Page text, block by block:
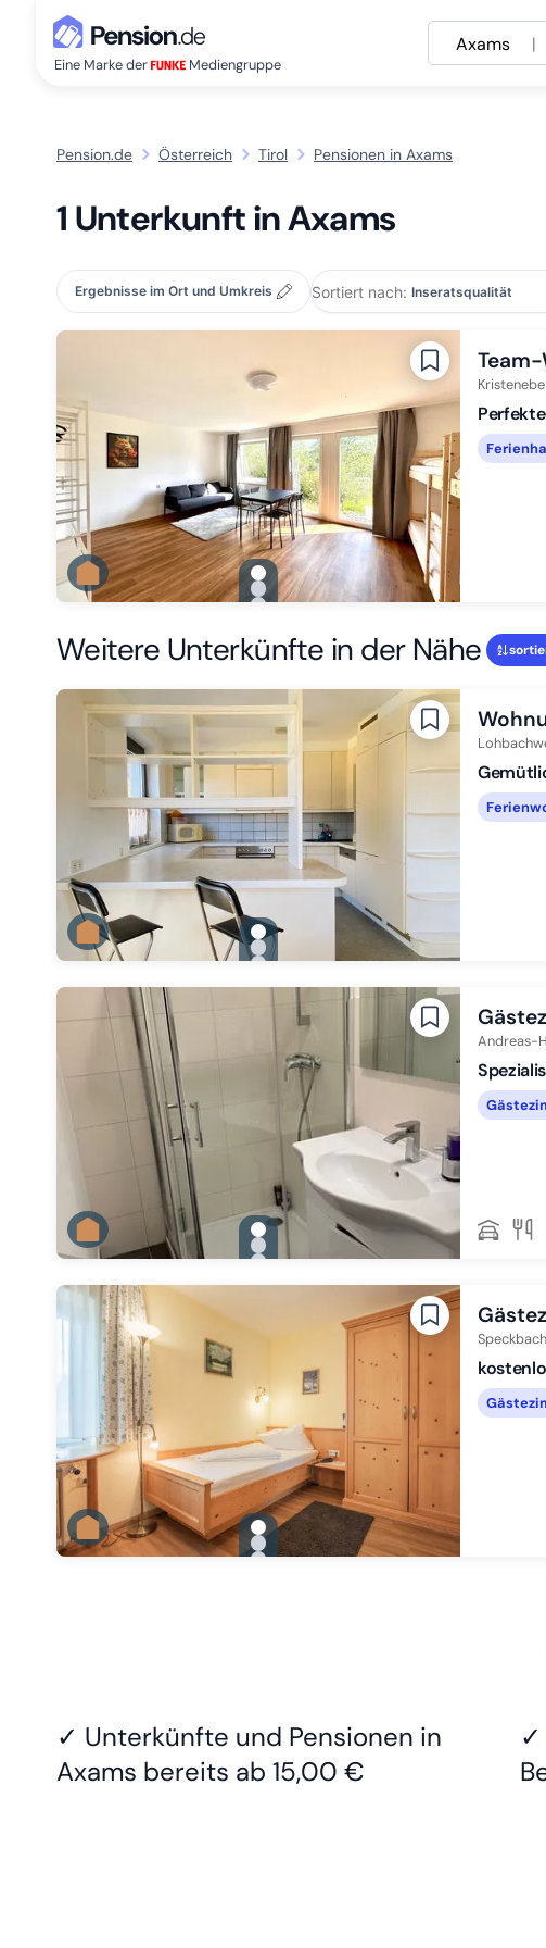
Eine Marke der Mediengruppe
Axams |
Pension.de Österreich Tirol Pensionen in Axams
1 Unterkunft in Axams
Ergebnisse im Ort und Umkreis Sortiert nach:
gallery.slide_selector
Zu Slide 1 wechseln
Zu Slide 2 wechseln
Weitere Unterkünfte in der Nähe
gallery.slide_selector
Zu Slide 1 wechseln
Zu Slide 2 wechseln
gallery.slide_selector
Zu Slide 1 wechseln
Zu Slide 2 wechseln
Andreas-
gallery.slide_selector
Zu Slide 1 wechseln
Zu Slide 2 wechseln
✓ Unterkünfte und Pensionen in
Axams bereits ab 15,00 €
✓